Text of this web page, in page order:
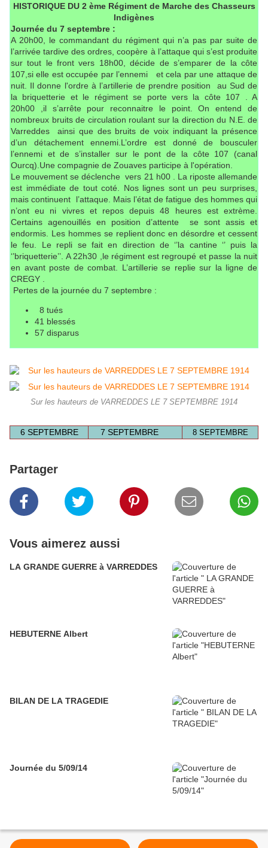
HISTORIQUE DU 2 ème Régiment de Marche des Chasseurs
Indigènes
Journée du 7 septembre :
A 20h00, le commandant du régiment qui n’a pas par suite de
l’arrivée tardive des ordres, coopère à l’attaque qui s’est produite
sur tout le front vers 18h00, décide de s’emparer de la côte
107,si elle est occupée par l’ennemi et cela par une attaque de
nuit. Il donne l'ordre à l’artillerie de prendre position au Sud de
la briquetterie et le régiment se porte vers la côte 107 . A
20h00 ,il s’arrête pour reconnaitre le point. On entend de
nombreux bruits de circulation roulant sur la direction du N.E. de
Varreddes ainsi que des bruits de voix indiquant la présence
d’un détachement ennemi.L’ordre est donné de bousculer
l’ennemi et de s’installer sur le pont de la côte 107 (canal
Ourcq).Une compagnie de Zouaves participe à l'opération.
Le mouvement se déclenche vers 21 h00 . La riposte allemande
est immédiate de tout coté. Nos lignes sont un peu surprises,
mais continuent l’attaque. Mais l’état de fatigue des hommes qui
n’ont eu ni vivres et repos depuis 48 heures est extrème.
Certains agenouillés en position d’attente se sont assis et
endormis. Les hommes se replient donc en désordre et cessent
le feu. Le repli se fait en direction de ‘’la cantine ‘’ puis la
‘’briquetterie’’. A 22h30 ,le régiment est regroupé et passe la nuit
en avant poste de combat. L’artillerie se replie sur la ligne de
CREGY .
Pertes de la journée du 7 septembre :
8 tués
41 blessés
57 disparus
Sur les hauteurs de VARREDDES LE 7 SEPTEMBRE 1914
6 SEPTEMBRE 7 SEPTEMBRE 8 SEPTEMBRE
Partager
Vous aimerez aussi
LA GRANDE GUERRE à VARREDDES
HEBUTERNE Albert
BILAN DE LA TRAGEDIE
Journée du 5/09/14